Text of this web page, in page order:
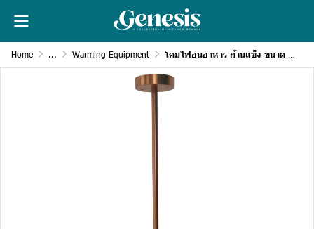
Home ... Warming Equipment โคมไฟอุ่นอาหาร ก้านแข็ง ขนาด 250 มม